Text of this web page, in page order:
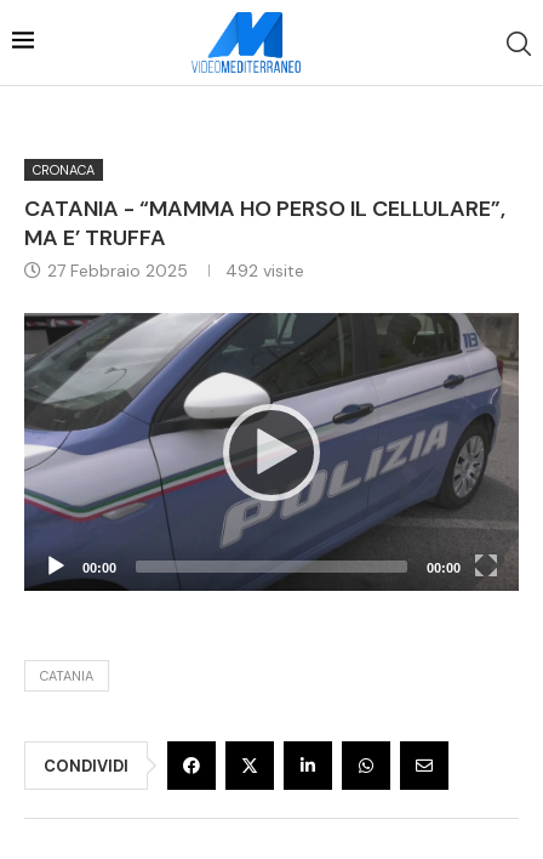
CRONACA
CATANIA - “MAMMA HO PERSO IL CELLULARE”,
MA E’ TRUFFA
27 Febbraio 2025 492 visite
Video
Player
00:00 00:00
CATANIA
CONDIVIDI